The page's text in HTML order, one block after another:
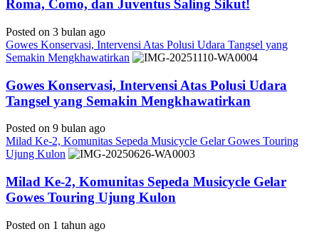
Roma, Como, dan Juventus Saling Sikut!
Posted on 3 bulan ago
Gowes Konservasi, Intervensi Atas Polusi Udara Tangsel yang
Semakin Mengkhawatirkan
Gowes Konservasi, Intervensi Atas Polusi Udara
Tangsel yang Semakin Mengkhawatirkan
Posted on 9 bulan ago
Milad Ke-2, Komunitas Sepeda Musicycle Gelar Gowes Touring
Ujung Kulon
Milad Ke-2, Komunitas Sepeda Musicycle Gelar
Gowes Touring Ujung Kulon
Posted on 1 tahun ago